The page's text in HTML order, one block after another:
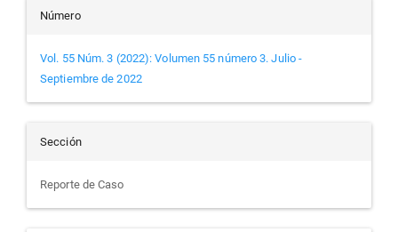
Número
Vol. 55 Núm. 3 (2022): Volumen 55 número 3. Julio -
Septiembre de 2022
Sección
Reporte de Caso